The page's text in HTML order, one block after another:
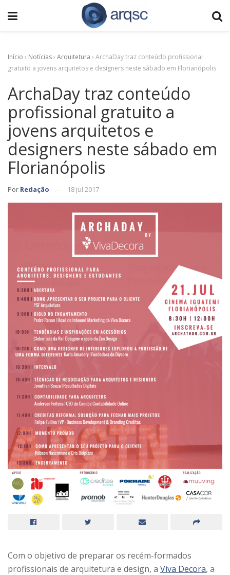
Início › Notícias› Arquitetura › ArchaDay traz conteúdo profissional
gratuito a jovens arquitetos e designers neste sábado em Florianópolis
ArchaDay traz conteúdo
profissional gratuito a
jovens arquitetos e
designers neste sábado em
Florianópolis
Por Redação 18 jul 2017
Com o objetivo de preparar os recém-formados
profissionais de arquitetura e design, a Viva Decora, a